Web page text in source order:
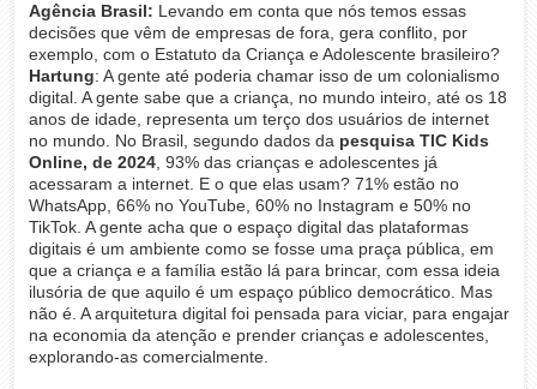
Agência Brasil: Levando em conta que nós temos essas
decisões que vêm de empresas de fora, gera conflito, por
exemplo, com o Estatuto da Criança e Adolescente brasileiro?
Hartung: A gente até poderia chamar isso de um colonialismo
digital. A gente sabe que a criança, no mundo inteiro, até os 18
anos de idade, representa um terço dos usuários de internet
no mundo. No Brasil, segundo dados da pesquisa TIC Kids
Online, de 2024, 93% das crianças e adolescentes já
acessaram a internet. E o que elas usam? 71% estão no
WhatsApp, 66% no YouTube, 60% no Instagram e 50% no
TikTok. A gente acha que o espaço digital das plataformas
digitais é um ambiente como se fosse uma praça pública, em
que a criança e a família estão lá para brincar, com essa ideia
ilusória de que aquilo é um espaço público democrático. Mas
não é. A arquitetura digital foi pensada para viciar, para engajar
na economia da atenção e prender crianças e adolescentes,
explorando-as comercialmente.